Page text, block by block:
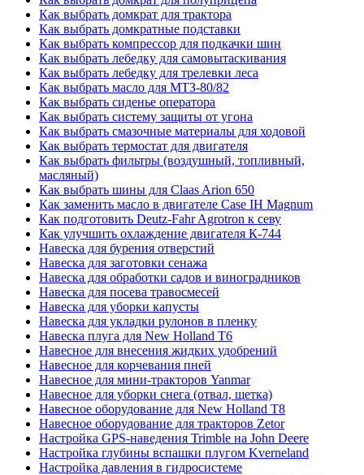
Как выбрать домкрат для трактора
Как выбрать домкратные подставки
Как выбрать компрессор для подкачки шин
Как выбрать лебедку для самовытаскивания
Как выбрать лебедку для трелевки леса
Как выбрать масло для МТЗ-80/82
Как выбрать сиденье оператора
Как выбрать систему защиты от угона
Как выбрать смазочные материалы для ходовой
Как выбрать термостат для двигателя
Как выбрать фильтры (воздушный, топливный,
масляный)
Как выбрать шины для Claas Arion 650
Как заменить масло в двигателе Case IH Magnum
Как подготовить Deutz-Fahr Agrotron к севу
Как улучшить охлаждение двигателя К-744
Навеска для бурения отверстий
Навеска для заготовки сенажа
Навеска для обработки садов и виноградников
Навеска для посева травосмесей
Навеска для уборки капусты
Навеска для укладки рулонов в пленку
Навеска плуга для New Holland T6
Навесное для внесения жидких удобрений
Навесное для корчевания пней
Навесное для мини-тракторов Yanmar
Навесное для уборки снега (отвал, щетка)
Навесное оборудование для New Holland T8
Навесное оборудование для тракторов Zetor
Настройка GPS-наведения Trimble на John Deere
Настройка глубины вспашки плугом Kverneland
Настройка давления в гидросистеме